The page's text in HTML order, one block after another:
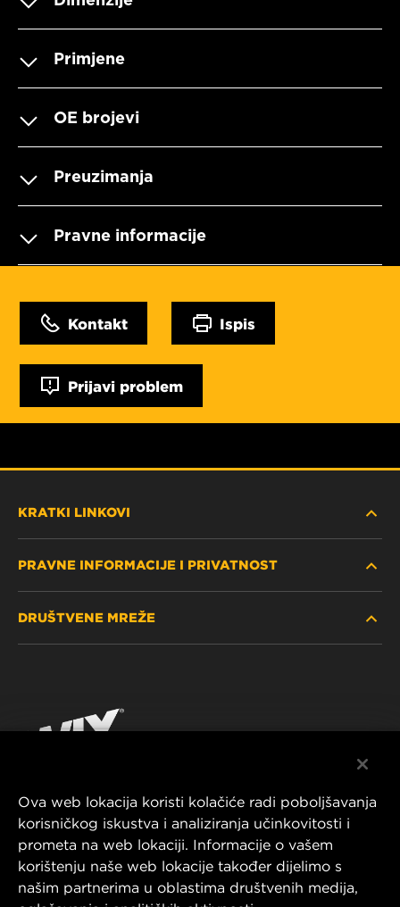
Primjene
OE brojevi
Preuzimanja
Pravne informacije
Kontakt Ispis
Prijavi problem
KRATKI LINKOVI
GDJE KUPITI
KONTAKTIRAJTE NAS
PRAVNE INFORMACIJE I PRIVATNOST
IMPRESSUM
DRUŠTVENE MREŽE
YouTube
MANN+HUMMEL FT Poland
ul. Wrocławska 145,
63-800 GOSTYŃ, POLAND
Tel. +48 65 572 89 00
Ova web lokacija koristi kolačiće radi poboljšavanja
korisničkog iskustva i analiziranja učinkovitosti i
prometa na web lokaciji. Informacije o vašem
korištenju naše web lokacije također dijelimo s
našim partnerima u oblastima društvenih medija,